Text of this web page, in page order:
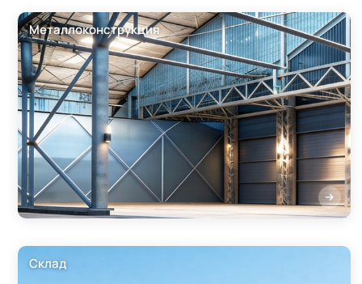
Металлоконструкция
Склад